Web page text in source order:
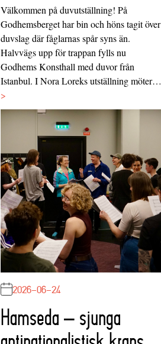
Välkommen på duvutställning! På
Godhemsberget har bin och höns tagit över
duvslag där fåglarnas spår syns än.
Halvvägs upp för trappan fylls nu
Godhems Konsthall med duvor från
Istanbul. I Nora Loreks utställning möter…
>
2026-06-24
Hamseda – sjunga